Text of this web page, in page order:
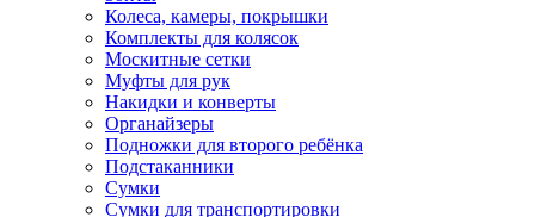
Колеса, камеры, покрышки
Комплекты для колясок
Москитные сетки
Муфты для рук
Накидки и конверты
Органайзеры
Подножки для второго ребёнка
Подстаканники
Сумки
Сумки для транспортировки